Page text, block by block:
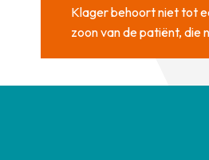
Klager behoort niet tot
zoon van de patiënt, die